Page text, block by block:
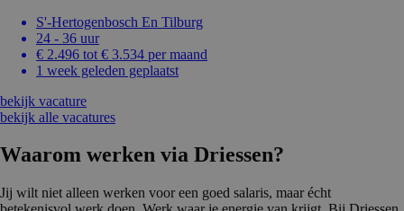
S'-Hertogenbosch En Tilburg
24 - 36 uur
€ 2.496 tot € 3.534 per maand
1 week geleden geplaatst
bekijk vacature
bekijk alle vacatures
Waarom werken via Driessen?
Jij wilt niet alleen werken voor een goed salaris, maar écht